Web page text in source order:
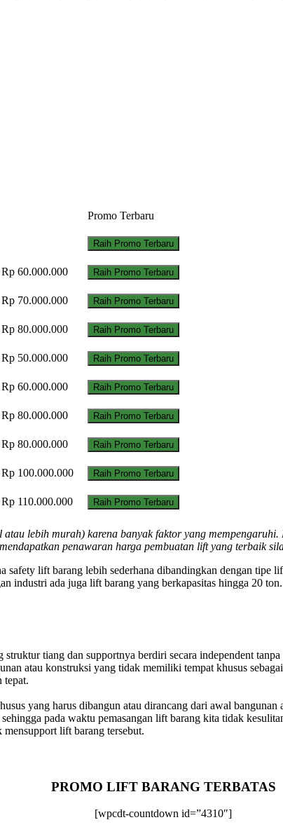
Promo Terbaru
Raih Promo Terbaru
60.000.000 Raih Promo Terbaru
70.000.000 Raih Promo Terbaru
80.000.000 Raih Promo Terbaru
50.000.000 Raih Promo Terbaru
60.000.000 Raih Promo Terbaru
80.000.000 Raih Promo Terbaru
80.000.000 Raih Promo Terbaru
100.000.000 Raih Promo Terbaru
110.000.000 Raih Promo Terbaru
lebih murah) karena banyak faktor yang
penawaran harga pembuatan lift yang terbaik
safety lift barang lebih sederhana dibandingkan dengan
industri ada juga lift barang yang berkapasitas hingga 20 ton.
tiang dan supportnya berdiri secara independent
atau konstruksi yang tidak memiliki tempat khusus
tepat.
yang harus dibangun atau dirancang dari awal bangunan
pada waktu pemasangan lift barang kita tidak
lift barang tersebut.
PROMO LIFT BARANG TERBATAS
[wpcdt-countdown id=”4310″]